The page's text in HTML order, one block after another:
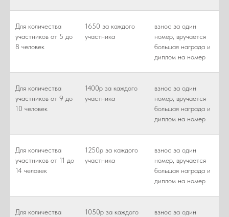
Для количества
участников от 5 до
8 человек
1650 за каждого
участника
взнос за один
номер, вручается
большая награда и
диплом на номер
Для количества
участников от 9 до
10 человек
1400р за каждого
участника
взнос за один
номер, вручается
большая награда и
диплом на номер
Для количества
участников от 11 до
14 человек
1250р за каждого
участника
взнос за один
номер, вручается
большая награда и
диплом на номер
Для количества
1050р за каждого
взнос за один